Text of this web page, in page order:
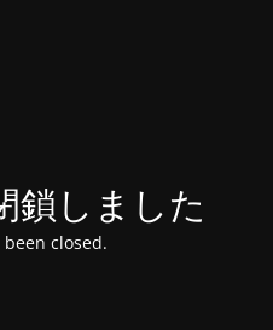
鎖しました
closed.